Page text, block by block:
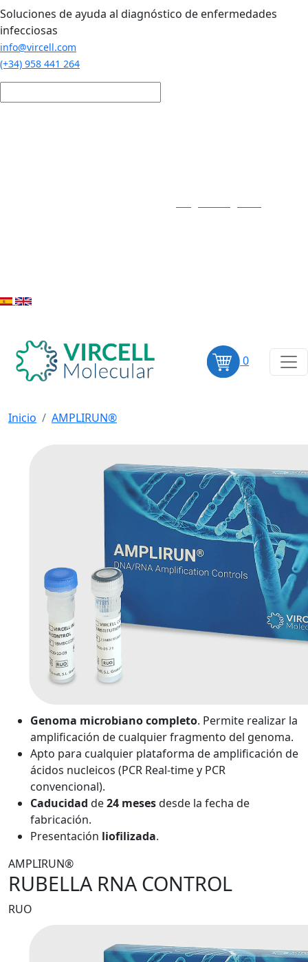
Pasar al contenido principal
Soluciones de ayuda al diagnóstico de enfermedades
infecciosas
info@vircell.com
(+34) 958 441 264
0
Inicio AMPLIRUN®
Genoma microbiano completo. Permite realizar la
amplificación de cualquier fragmento del genoma.
Apto para cualquier plataforma de amplificación de
ácidos nucleicos (PCR Real-time y PCR
convencional).
Caducidad de24 mesesdesde la fecha de
fabricación.
Presentación liofilizada.
AMPLIRUN®
RUBELLA RNA CONTROL
RUO